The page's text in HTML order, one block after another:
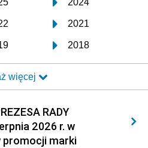
2024
2021
2018
2015
2012
2009
2006
więcej
RADY
2026 r. w
promocji marki